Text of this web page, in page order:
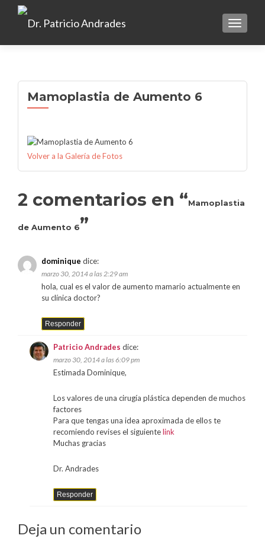
Mamoplastia de Aumento 6
Volver a la Galería de Fotos
2 comentarios en “Mamoplastia
de Aumento 6”
dominique dice:
marzo 30, 2014 a las 2:29 am
hola, cual es el valor de aumento mamario actualmente en
su clínica doctor?
Responder
Patricio Andrades dice:
marzo 30, 2014 a las 6:09 pm
Estimada Dominique,
Los valores de una cirugía plástica dependen de muchos
factores
Para que tengas una idea aproximada de ellos te
recomiendo revises el siguientelink
Muchas gracias
Dr. Andrades
Responder
Deja un comentario